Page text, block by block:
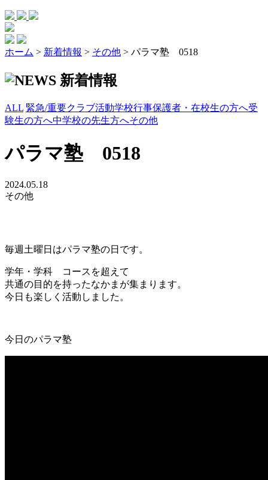
ホーム > 新着情報 > その他 > パラマ塾 0518
新着情報
ALL 緊急/重要クラブ活動学校行事保護者・在校生の方へ受
験生の方へ中学校の先生方へその他
パラマ塾 0518
2024.05.18
その他
毎週土曜日はパラマ塾の日です。
学年・学科 コースを超えて
共通の目的を持ったなかまが集まります。
今日も楽しく活動しました。
今日のパラマ塾